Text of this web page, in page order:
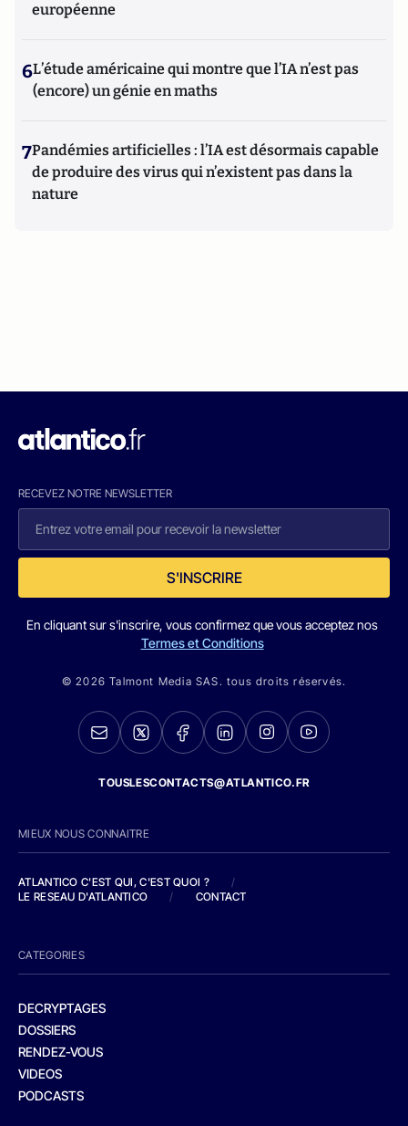
européenne
6L’étude américaine qui montre que l’IA n’est pas
(encore) un génie en maths
7Pandémies artificielles : l’IA est désormais capable
de produire des virus qui n’existent pas dans la
nature
RECEVEZ NOTRE NEWSLETTER
S'INSCRIRE
En cliquant sur s'inscrire, vous confirmez que vous acceptez nos
Termes et Conditions
© 2026 Talmont Media SAS. tous droits réservés.
TOUSLESCONTACTS@ATLANTICO.FR
MIEUX NOUS CONNAITRE
ATLANTICO C'EST QUI, C'EST QUOI ?
/
LE RESEAU D'ATLANTICO
/ CONTACT
CATEGORIES
DECRYPTAGES
DOSSIERS
RENDEZ-VOUS
VIDEOS
PODCASTS